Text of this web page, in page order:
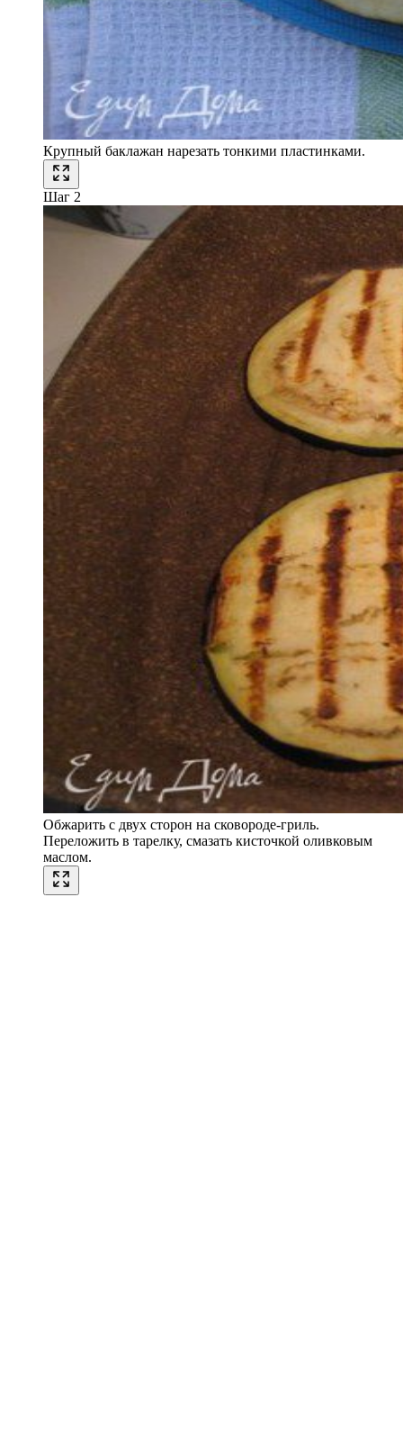
Крупный баклажан нарезать тонкими пластинками.
Шаг 2
Обжарить с двух сторон на сковороде-гриль.
Переложить в тарелку, смазать кисточкой оливковым
маслом.